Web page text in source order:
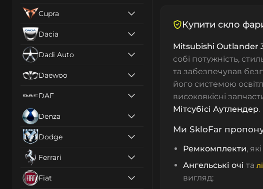
Cupra
Dacia
Dadi Auto
Daewoo
DAF
Denza
Dodge
Ferrari
Fiat
Купити скло
Mitsubishi Outlander
собі потужність,
та забезпечував
його системою
високоякісні
Мітсубісі Аутлендер.
Ми SkloFar
Ремкомплекти,
Ангельські очі та
вигляд;